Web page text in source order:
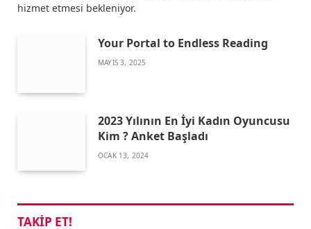
hizmet etmesi bekleniyor.
Your Portal to Endless Reading
MAYIS 3, 2025
2023 Yılının En İyi Kadın Oyuncusu
Kim ? Anket Başladı
OCAK 13, 2024
TAKIP ET!